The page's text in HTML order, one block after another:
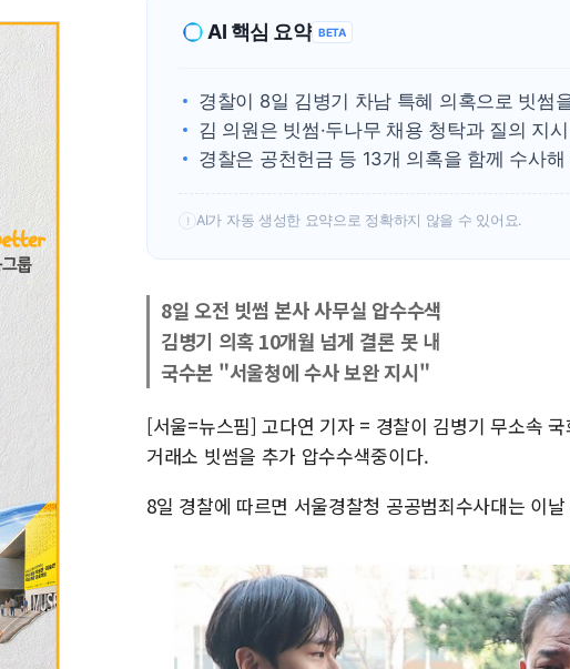
AI 핵심 요약 BETA
경찰이 8일 김병기 차남 특혜 의혹으로 빗썸
김 의원은 빗썸·두나무 채용 청탁과 질의 지
경찰은 공천헌금 등 13개 의혹을 함께 수사
! AI가 자동 생성한 요약으로 정확하지 않을 수 있어요.
8일 오전 빗썸 본사 사무실 압수수색
김병기 의혹 10개월 넘게 결론 못 내
국수본 "서울청에 수사 보완 지시"
[서울=뉴스핌] 고다연 기자 = 경찰이 김병기 무소속
거래소 빗썸을 추가 압수수색중이다.
8일 경찰에 따르면 서울경찰청 공공범죄수사대는 이